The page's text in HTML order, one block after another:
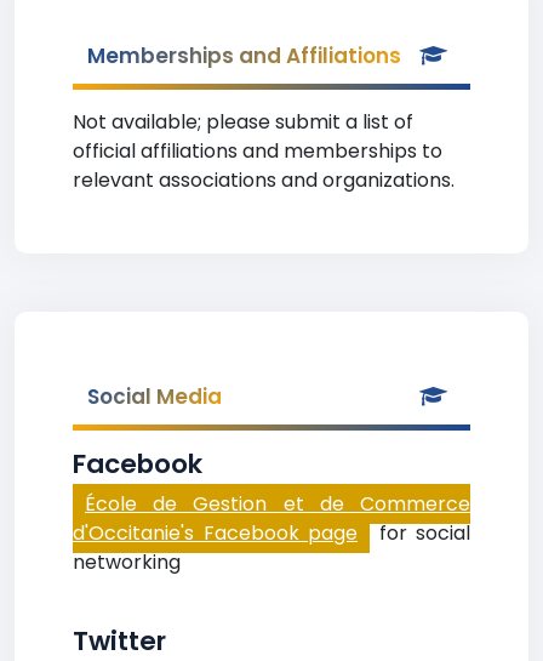
Memberships and Affiliations
Not available; please submit a list of
official affiliations and memberships to
relevant associations and organizations.
Social Media
Facebook
École de Gestion et de Commerce
d'Occitanie's Facebook page for social
networking
Twitter